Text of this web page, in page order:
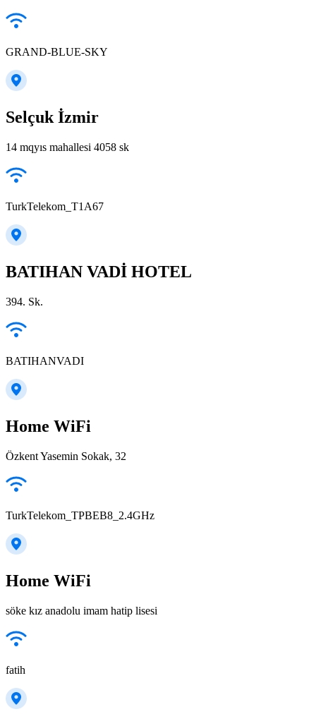
GRAND-BLUE-SKY
Selçuk İzmir
14 mqyıs mahallesi 4058 sk
TurkTelekom_T1A67
BATIHAN VADİ HOTEL
394. Sk.
BATIHANVADI
Home WiFi
Özkent Yasemin Sokak, 32
TurkTelekom_TPBEB8_2.4GHz
Home WiFi
söke kız anadolu imam hatip lisesi
fatih